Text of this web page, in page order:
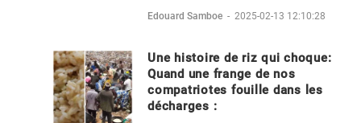
Edouard Samboe - 2025-02-13 12:10:28
Une histoire de riz qui choque:
Quand une frange de nos
compatriotes fouille dans les
décharges :